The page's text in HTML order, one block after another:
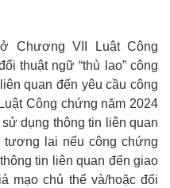
Chương VII Luật Công
thuật ngữ “thù lao” công
quan đến yêu cầu công
Công chứng năm 2024
dụng thông tin liên quan
tương lai nếu công chứng
tin liên quan đến giao
mạo chủ thể và/hoặc đối